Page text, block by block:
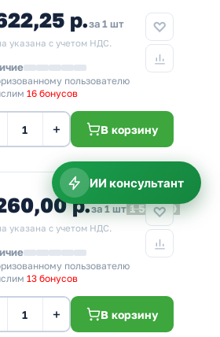
р.за 1 шт
указана с учетом НДС.
пользователю
16 бонусов
+ В корзину
р.за 1 шт 1 500,00
указана с учетом НДС.
пользователю
13 бонусов
+ В корзину
ИИ консультант